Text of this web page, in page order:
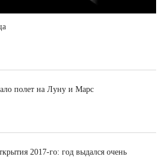
полет на Луну и Марс
2017-го: год выдался очень